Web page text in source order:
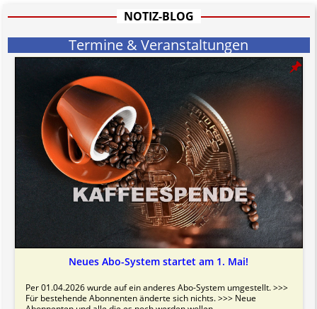
Bitte beachten Sie in dem Zusammenhang auch unsereAGB.
NOTIZ-BLOG
Termine & Veranstaltungen
Neues Abo-System startet am 1. Mai!
Per 01.04.2026 wurde auf ein anderes Abo-System umgestellt. >>>
Für bestehende Abonnenten änderte sich nichts. >>> Neue